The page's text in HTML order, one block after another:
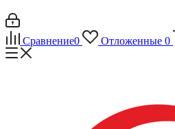
Сравнение0 Отложенные 0